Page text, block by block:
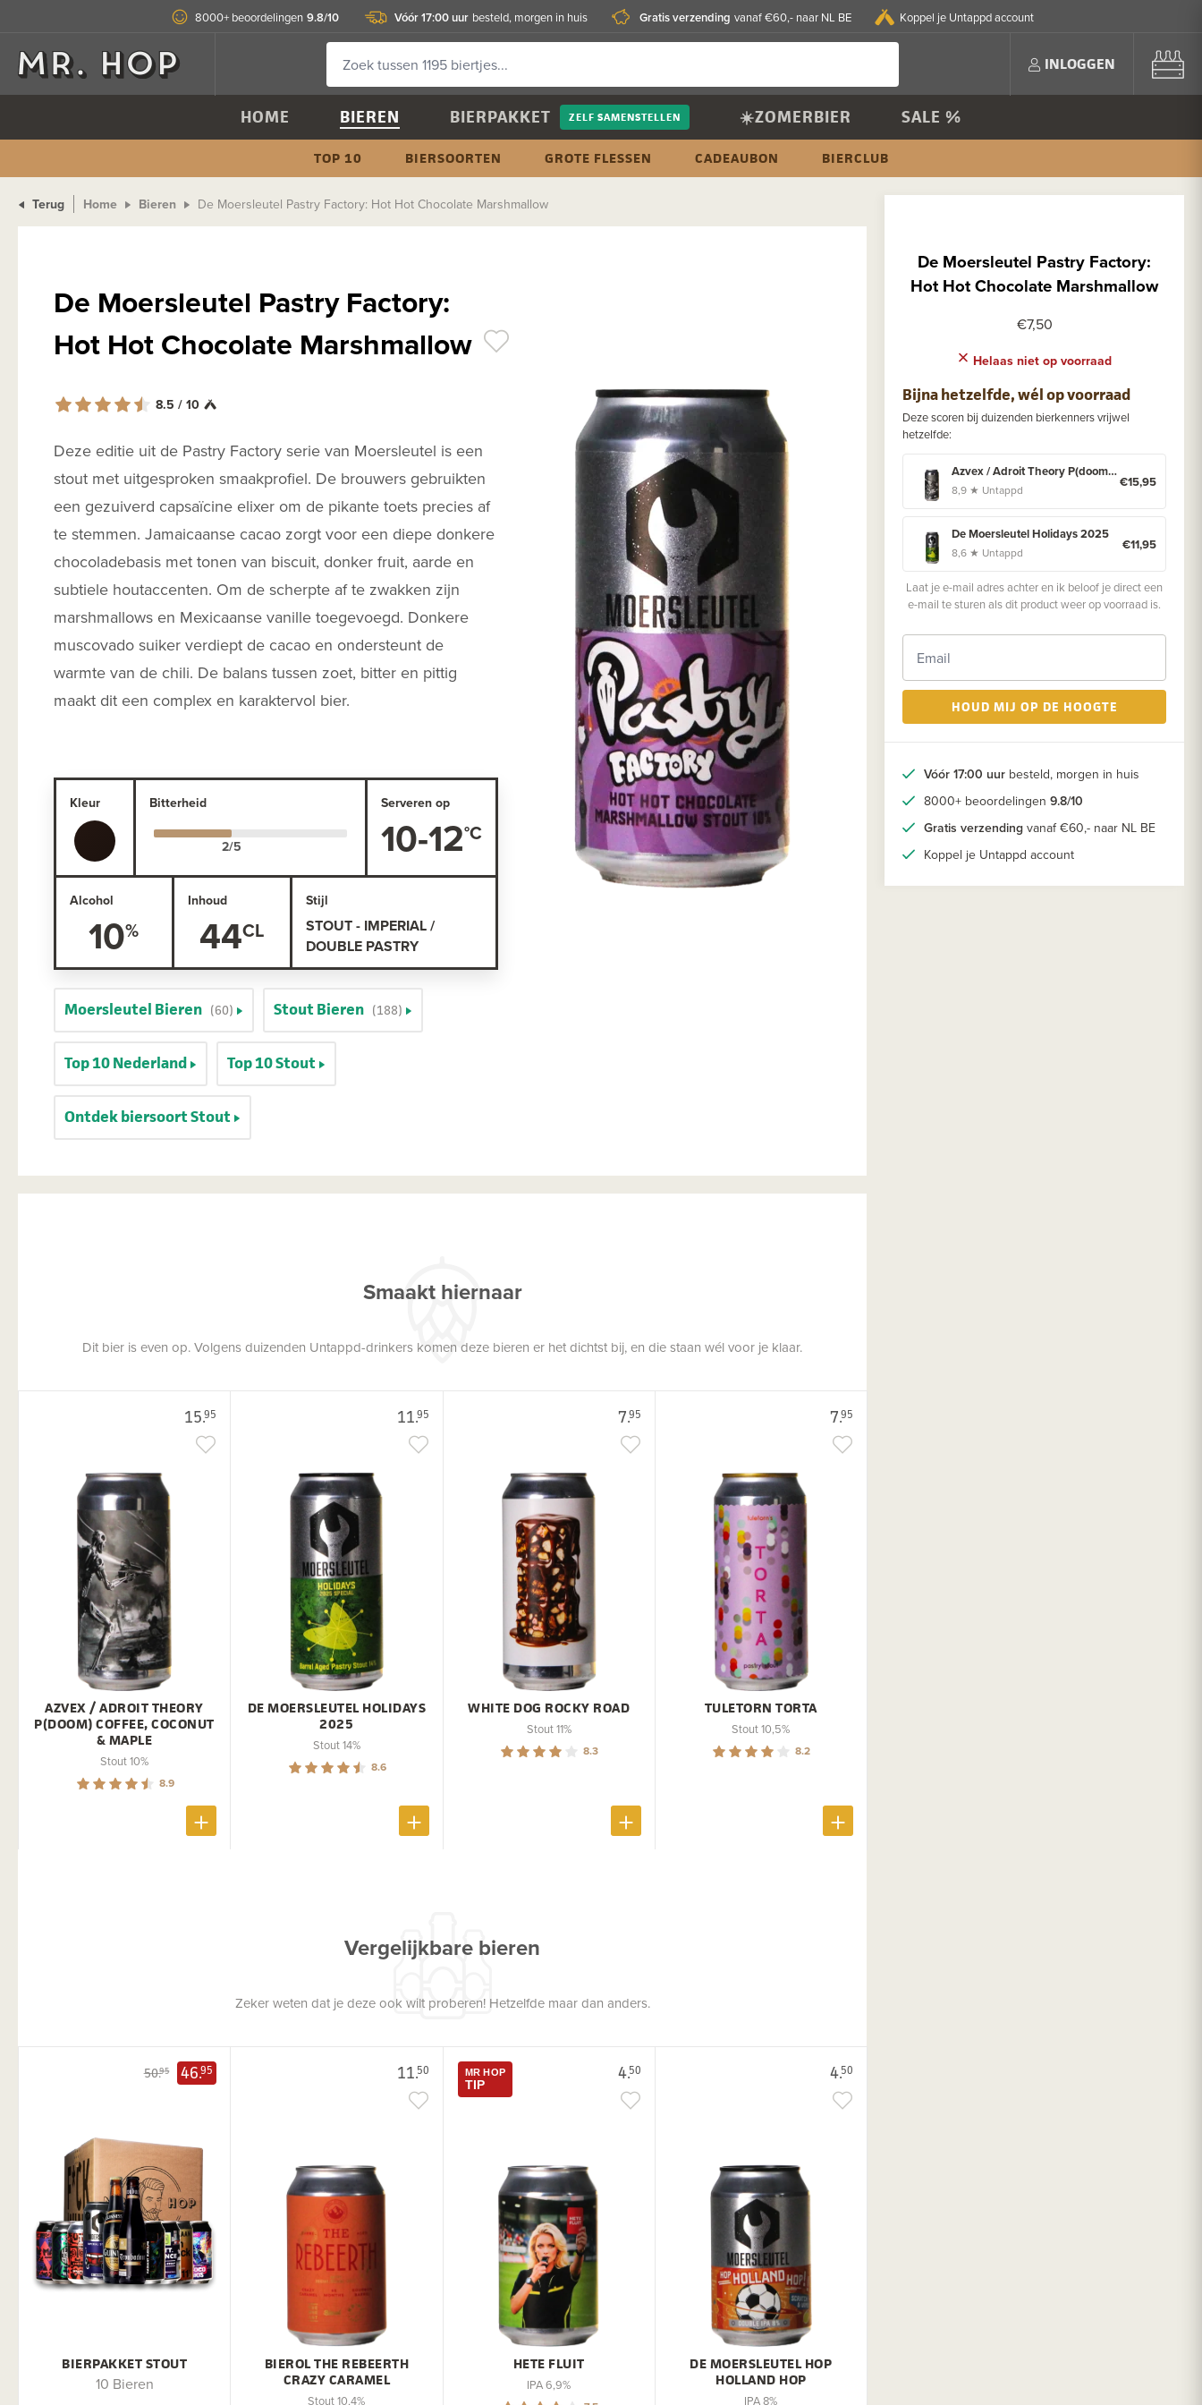
8000+ beoordelingen 9.8/10 Vóór 17:00 uur besteld, morgen in huis Gratis verzending vanaf €60,- naar NL BE Koppel je Untappd account
INLOGGEN
HOME BIEREN BIERPAKKET ZELF SAMENSTELLEN ☀️ZOMERBIER SALE %
TOP 10 BIERSOORTEN GROTE FLESSEN CADEAUBON BIERCLUB
Terug Home Bieren De Moersleutel Pastry Factory: Hot Hot Chocolate Marshmallow
De Moersleutel Pastry Factory:
Hot Hot Chocolate Marshmallow
8.5 / 10
Deze editie uit de Pastry Factory serie van Moersleutel is een
stout met uitgesproken smaakprofiel. De brouwers gebruikten
een gezuiverd capsaïcine elixer om de pikante toets precies af
te stemmen. Jamaicaanse cacao zorgt voor een diepe donkere
chocoladebasis met tonen van biscuit, donker fruit, aarde en
subtiele houtaccenten. Om de scherpte af te zwakken zijn
marshmallows en Mexicaanse vanille toegevoegd. Donkere
muscovado suiker verdiept de cacao en ondersteunt de
warmte van de chili. De balans tussen zoet, bitter en pittig
maakt dit een complex en karaktervol bier.
Kleur Bitterheid Serveren op
10-12
Alcohol
10
Inhoud
44
Stijl
STOUT - IMPERIAL /
DOUBLE PASTRY
Moersleutel Bieren (60) Stout Bieren (188)
Top 10 Nederland Top 10 Stout
Ontdek biersoort Stout
De Moersleutel Pastry Factory:
Hot Hot Chocolate Marshmallow
€7,50
Helaas niet op voorraad
Bijna hetzelfde, wél op voorraad
Deze scoren bij duizenden bierkenners vrijwel
hetzelfde:
Azvex / Adroit Theory P(doom) Coffee, Coconut & Maple
8,9 ★ Untappd €15,95
De Moersleutel Holidays 2025
8,6 ★ Untappd €11,95
Laat je e-mail adres achter en ik beloof je direct een
e-mail te sturen als dit product weer op voorraad is.
HOUD MIJ OP DE HOOGTE
Vóór 17:00 uur besteld, morgen in huis
8000+ beoordelingen 9.8/10
Gratis verzending vanaf €60,- naar NL BE
Koppel je Untappd account
Smaakt hiernaar
Dit bier is even op. Volgens duizenden Untappd-drinkers komen deze bieren er het dichtst bij, en die staan wél voor je klaar.
15.95
AZVEX / ADROIT THEORY
P(DOOM) COFFEE, COCONUT
& MAPLE
Stout 10%
8.9
11.95
DE MOERSLEUTEL HOLIDAYS
2025
Stout 14%
8.6
7.95
WHITE DOG ROCKY ROAD
Stout 11%
8.3
7.95
TULETORN TORTA
Stout 10,5%
8.2
Vergelijkbare bieren
Zeker weten dat je deze ook wilt proberen! Hetzelfde maar dan anders.
50.95 46.95
BIERPAKKET STOUT
10 Bieren
11.50
BIEROL THE REBEERTH
CRAZY CARAMEL
Stout 10,4%
4.50
MR HOP
TIP
HETE FLUIT
IPA 6,9%
4.50
DE MOERSLEUTEL HOP
HOLLAND HOP
IPA 8%